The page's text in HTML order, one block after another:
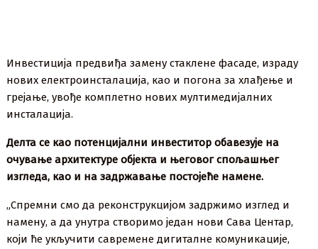
Инвестиција предвиђа замену стаклене фасаде, израду
нових електроинсталација, као и погона за хлађење и
грејање, увође комплетно нових мултимедијалних
инсталација.
Делта се као потенцијални инвеститор обавезује на
очување архитектуре објекта и његовог спољашњег
изгледа, као и на задржавање постојеће намене.
„Спремни смо да реконструкцијом задржимо изглед и
намену, а да унутра створимо један нови Сава Центар,
који ће укључити савремене дигиталне комуникације,